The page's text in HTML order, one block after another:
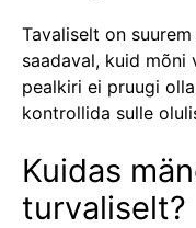
Tavaliselt on
saadaval, kuid mõni
pealkiri ei pruugi
kontrollida sulle
Kuidas
turvaliselt?